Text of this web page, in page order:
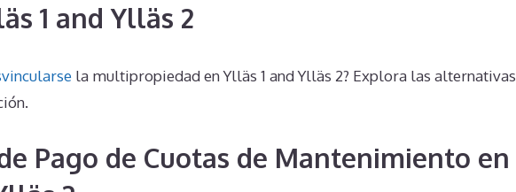
1 and Ylläs 2
la multipropiedad en Ylläs 1 and Ylläs 2? Explora las alternativas
Pago de Cuotas de Mantenimiento en